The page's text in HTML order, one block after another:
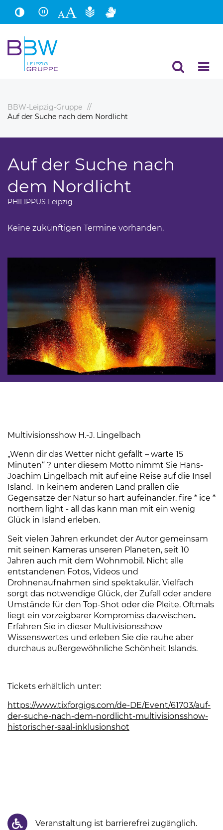
Hauptinhalt
Fußbereich
BBW-Leipzig-Gruppe
Auf der Suche nach dem Nordlicht
Auf der Suche nach
dem Nordlicht
PHILIPPUS Leipzig
Keine zukünftigen Termine vorhanden.
Multivisionsshow H.-J. Lingelbach
„Wenn dir das Wetter nicht gefällt – warte 15
Minuten“ ? unter diesem Motto nimmt Sie Hans-
Joachim Lingelbach mit auf eine Reise auf die Insel
Island. In keinem anderen Land prallen die
Gegensätze der Natur so hart aufeinander. fire * ice *
northern light - all das kann man mit ein wenig
Glück in Island erleben.
Seit vielen Jahren erkundet der Autor gemeinsam
mit seinen Kameras unseren Planeten, seit 10
Jahren auch mit dem Wohnmobil. Nicht alle
entstandenen Fotos, Videos und
Drohnenaufnahmen sind spektakulär. Vielfach
sorgt das notwendige Glück, der Zufall oder andere
Umstände für den Top-Shot oder die Pleite. Oftmals
liegt ein vorzeigbarer Kompromiss dazwischen.
Erfahren Sie in dieser Multivisionsshow
Wissenswertes und erleben Sie die rauhe aber
durchaus außergewöhnliche Schönheit Islands.
Tickets erhältlich unter:
https://www.tixforgigs.com/de-DE/Event/61703/auf-
der-suche-nach-dem-nordlicht-multivisionsshow-
historischer-saal-inklusionshot
Veranstaltung ist barrierefrei zugänglich.